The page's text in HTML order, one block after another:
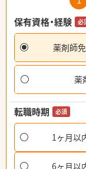
保有資格・経験
必
薬剤師
薬
転職時期 必須
1ヶ月以
6ヶ月以